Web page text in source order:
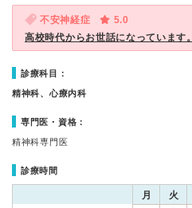
不安神経症
5.0
高校時代からお世話になっています。
診療科目：
精神科、心療内科
専門医・資格：
精神科専門医
診療時間
月 火